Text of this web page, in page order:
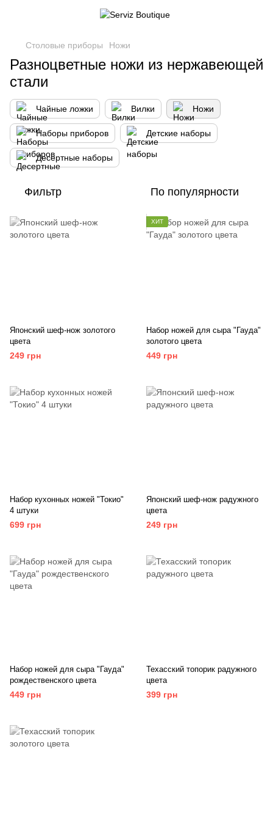
Столовые приборы Ножи
Разноцветные ножи из нержавеющей
стали
Чайные ложки Вилки Ножи
Наборы приборов Детские наборы
Десертные наборы
Фильтр По популярности
Японский шеф-нож золотого
цвета
249 грн
ХИТ
Набор ножей для сыра "Гауда"
золотого цвета
449 грн
Набор кухонных ножей "Токио"
4 штуки
699 грн
Японский шеф-нож радужного
цвета
249 грн
Набор ножей для сыра "Гауда"
рождественского цвета
449 грн
Техасский топорик радужного
цвета
399 грн